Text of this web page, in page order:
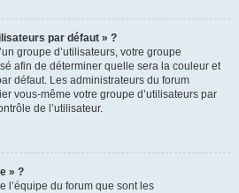
par défaut » ?
groupe d’utilisateurs, votre groupe
afin de déterminer quelle sera la couleur et
défaut. Les administrateurs du forum
vous-même votre groupe d’utilisateurs par
de l’utilisateur.
» ?
l’équipe du forum que sont les